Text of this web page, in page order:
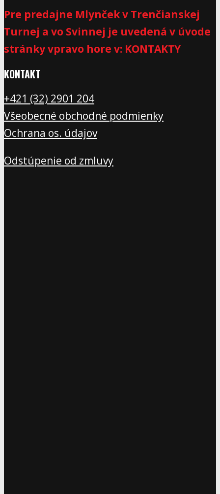
Pre predajne Mlynček v Trenčianskej
Turnej a vo Svinnej je uvedená v úvode
stránky vpravo hore v: KONTAKTY
KONTAKT
+421 (32) 2901 204
Všeobecné obchodné podmienky
Ochrana os. údajov
Odstúpenie od zmluvy